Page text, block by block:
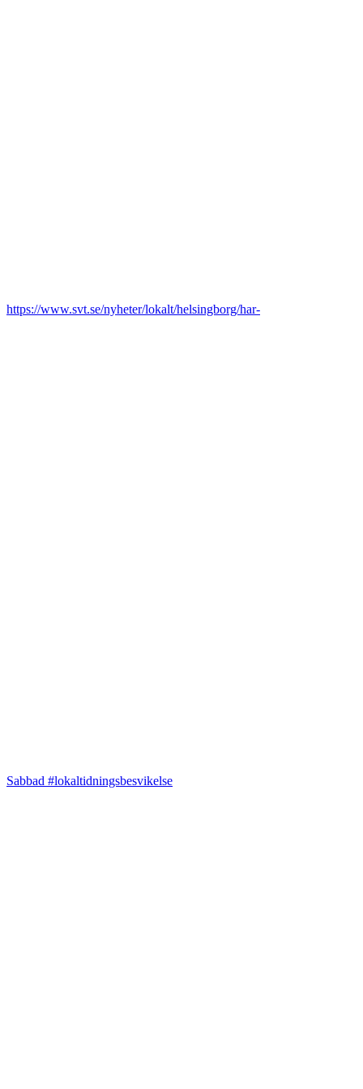
https://www.svt.se/nyheter/lokalt/helsingborg/har-
Sabbad #lokaltidningsbesvikelse